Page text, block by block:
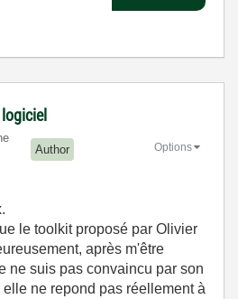
Author Options
le toolkit proposé par Olivier
après m'être
ne suis pas convaincu par son
ne repond pas réellement à